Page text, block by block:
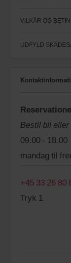
VILKÅR OG
UDFYLD
Bestil bil
09.00 - 18.00
mandag til
+45 33 26 80
Tryk 1